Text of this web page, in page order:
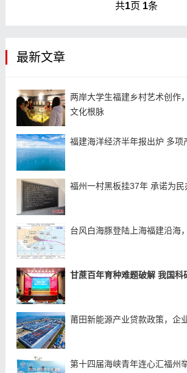
“公开...
共1页 1条
最新文章
两岸大学生福建乡村艺术创作
文化根脉
福建海洋经济半年报出炉 多项
福州一村黑板挂37年 承诺为民
台风白海豚登陆上海福建沿海
甘蔗百年育种难题破解 我国
莆田新能源产业贷款政策，企
第十四届海峡青年连心汇福州